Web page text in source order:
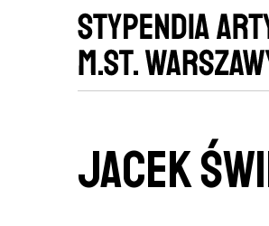
JACEK